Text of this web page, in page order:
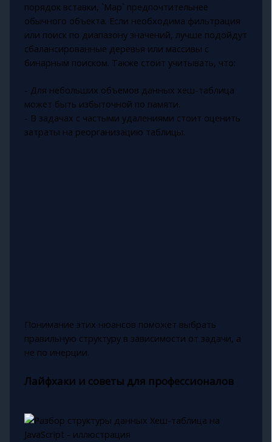
порядок вставки, `Map` предпочтительнее
обычного объекта. Если необходима фильтрация
или поиск по диапазону значений, лучше подойдут
сбалансированные деревья или массивы с
бинарным поиском. Также стоит учитывать, что:
- Для небольших объемов данных хеш-таблица
может быть избыточной по памяти.
- В задачах с частыми удалениями стоит оценить
затраты на реорганизацию таблицы.
Понимание этих нюансов поможет выбрать
правильную структуру в зависимости от задачи, а
не по инерции.
Лайфхаки и советы для профессионалов